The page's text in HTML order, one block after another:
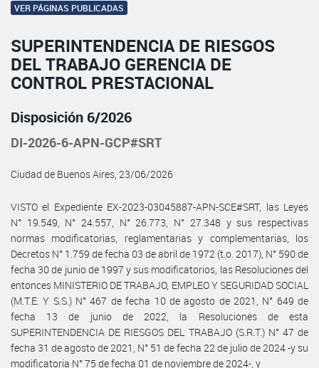
VER PÁGINAS PUBLICADAS
SUPERINTENDENCIA DE RIESGOS
DEL TRABAJO GERENCIA DE
CONTROL PRESTACIONAL
Disposición 6/2026
DI-2026-6-APN-GCP#SRT
Ciudad de Buenos Aires, 23/06/2026
VISTO el Expediente EX-2023-03045887-APN-SCE#SRT, las Leyes
N° 19.549, N° 24.557, N° 26.773, N° 27.348 y sus respectivas
normas modificatorias, reglamentarias y complementarias, los
Decretos N° 1.759 de fecha 03 de abril de 1972 (t.o. 2017), N° 590 de
fecha 30 de junio de 1997 y sus modificatorios, las Resoluciones del
entonces MINISTERIO DE TRABAJO, EMPLEO Y SEGURIDAD SOCIAL
(M.T.E. Y S.S.) N° 467 de fecha 10 de agosto de 2021, N° 649 de
fecha 13 de junio de 2022, la Resoluciones de esta
SUPERINTENDENCIA DE RIESGOS DEL TRABAJO (S.R.T.) N° 47 de
fecha 31 de agosto de 2021, N° 51 de fecha 22 de julio de 2024 -y su
modificatoria N° 75 de fecha 01 de noviembre de 2024-, y